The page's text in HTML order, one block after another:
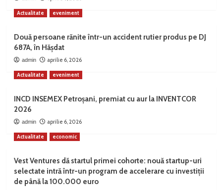
Actualitate eveniment
Două persoane rănite într-un accident rutier produs pe DJ
687A, în Hășdat
admin aprilie 6, 2026
Actualitate eveniment
INCD INSEMEX Petroșani, premiat cu aur la INVENTCOR
2026
admin aprilie 6, 2026
Actualitate economic
Vest Ventures dă startul primei cohorte: nouă startup-uri
selectate intră într-un program de accelerare cu investiții
de până la 100.000 euro